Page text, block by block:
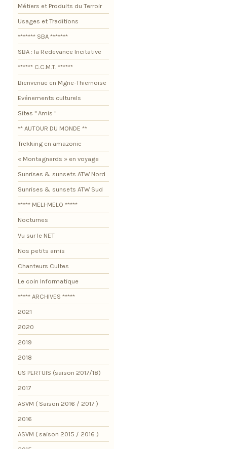
Métiers et Produits du Terroir
Usages et Traditions
******* SBA *******
SBA : la Redevance Incitative
****** C.C.M.T. ******
Bienvenue en Mgne-Thiernoise
Evénements culturels
Sites " Amis "
** AUTOUR DU MONDE **
Trekking en amazonie
« Montagnards » en voyage
Sunrises & sunsets ATW Nord
Sunrises & sunsets ATW Sud
***** MELI-MELO *****
Nocturnes
Vu sur le NET
Nos petits amis
Chanteurs Cultes
Le coin Informatique
***** ARCHIVES *****
2021
2020
2019
2018
US PERTUIS (saison 2017/18)
2017
ASVM ( Saison 2016 / 2017 )
2016
ASVM ( saison 2015 / 2016 )